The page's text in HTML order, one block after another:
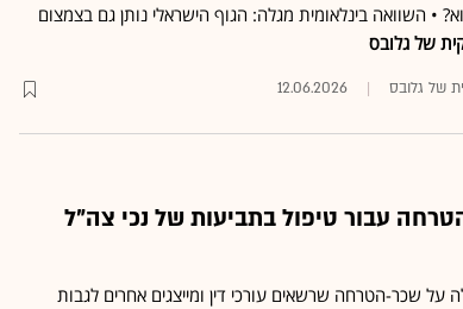
• השוואה בינלאומית מגלה: הגוף הישראלי נותן גם בצמצום
של גלובס
של גלובס 12.06.2026
עבור טיפול בתביעות של נכי צה"ל
שכר-הטרחה שרשאים עורכי דין ומייצגים אחרים לגבות